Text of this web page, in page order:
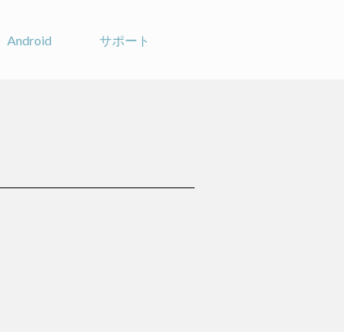
Android サポート